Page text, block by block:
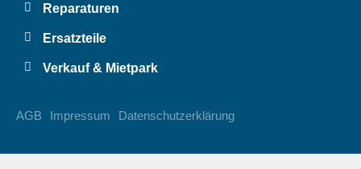
Reparaturen
Ersatzteile
Verkauf & Mietpark
AGB Impressum Datenschutzerklärung